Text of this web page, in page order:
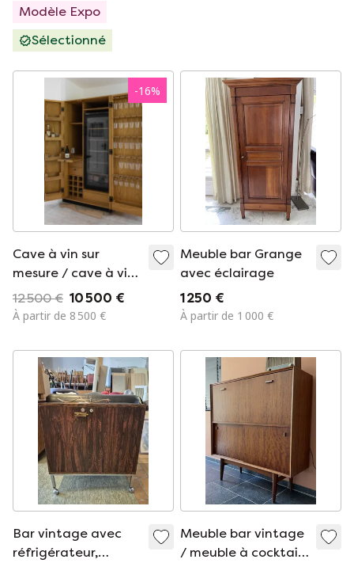
Modèle Expo
Sélectionné
-16%
Cave à vin sur
mesure / cave à vin
personnalisée
12 500 € 10 500 €
À partir de 8 500 €
Meuble bar Grange
avec éclairage
1 250 €
À partir de 1 000 €
Bar vintage avec
réfrigérateur,
Meuble bar vintage
/ meuble à cocktails